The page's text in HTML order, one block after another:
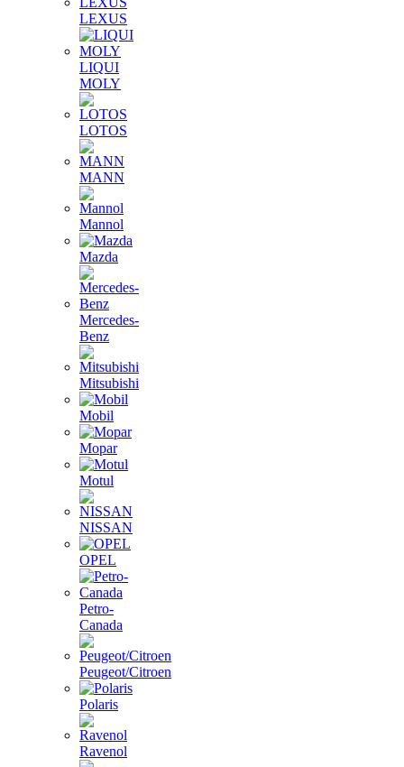
LEXUS
LIQUI
MOLY
LOTOS
MANN
Mannol
Mazda
Mercedes-
Benz
Mitsubishi
Mobil
Mopar
Motul
NISSAN
OPEL
Petro-
Canada
Peugeot/Citroen
Polaris
Ravenol